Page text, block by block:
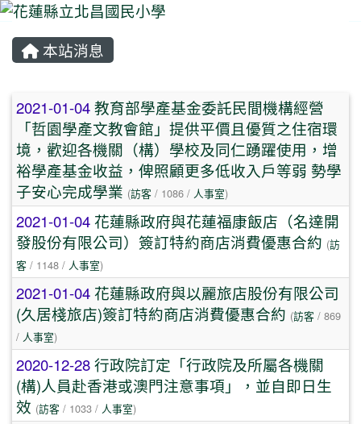
本站消息
文章列表
2021-01-04教育部學產基金委託民間機構經營
「哲園學產文教會館」提供平價且優質之住宿環
境，歡迎各機關（構）學校及同仁踴躍使用，增
裕學產基金收益，俾照顧更多低收入戶等弱 勢學
子安心完成學業 (訪客 / 1086 / 人事室)
2021-01-04花蓮縣政府與花蓮福康飯店（名達開
發股份有限公司）簽訂特約商店消費優惠合約 (訪
客 / 1148 / 人事室)
2021-01-04花蓮縣政府與以麗旅店股份有限公司
(久居棧旅店)簽訂特約商店消費優惠合約 (訪客 / 869
/ 人事室)
2020-12-28行政院訂定「行政院及所屬各機關
(構)人員赴香港或澳門注意事項」，並自即日生
效 (訪客 / 1033 / 人事室)